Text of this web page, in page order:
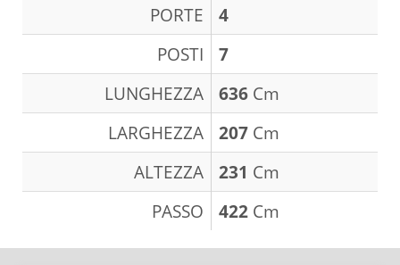
PORTE
4
POSTI
7
LUNGHEZZA
636 Cm
LARGHEZZA
207 Cm
ALTEZZA
231 Cm
PASSO
422 Cm